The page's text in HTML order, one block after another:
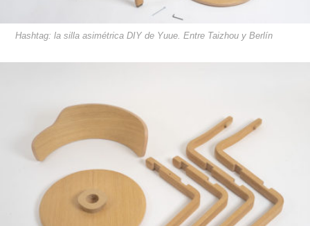
Hashtag: la silla asimétrica DIY de Yuue. Entre Taizhou y Berlín